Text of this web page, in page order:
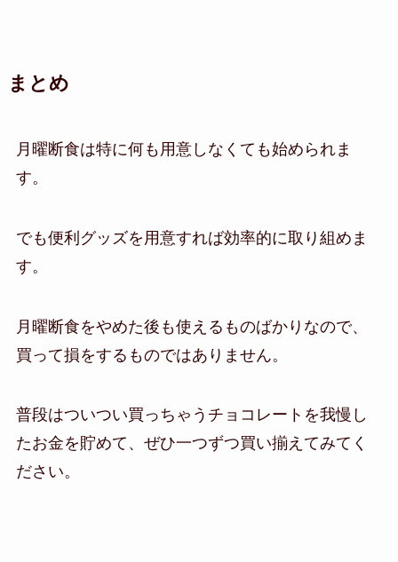
まとめ
月曜断食は特に何も用意しなくても始められま
す。
でも便利グッズを用意すれば効率的に取り組めま
す。
月曜断食をやめた後も使えるものばかりなので、
買って損をするものではありません。
普段はついつい買っちゃうチョコレートを我慢し
たお金を貯めて、ぜひ一つずつ買い揃えてみてく
ださい。